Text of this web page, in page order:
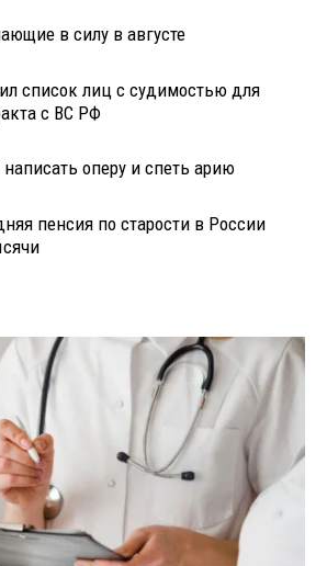
в силу в августе
список лиц с судимостью для
с ВС РФ
оперу и спеть арию
пенсия по старости в России